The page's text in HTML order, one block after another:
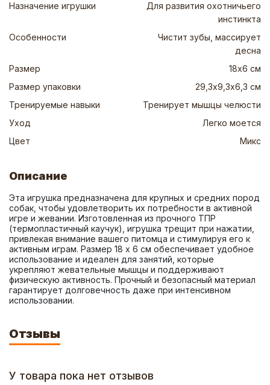
Назначение игрушки
Для развития охотничьего
инстинкта
Особенности
Чистит зубы, массирует
десна
Размер
18х6 см
Размер упаковки
29,3х9,3х6,3 см
Тренируемые навыки
Тренирует мышцы челюсти
Уход
Легко моется
Цвет
Микс
Описание
Эта игрушка предназначена для крупных и средних пород
собак, чтобы удовлетворить их потребности в активной
игре и жевании. Изготовленная из прочного ТПР
(термопластичный каучук), игрушка трещит при нажатии,
привлекая внимание вашего питомца и стимулируя его к
активным играм. Размер 18 х 6 см обеспечивает удобное
использование и идеален для занятий, которые
укрепляют жевательные мышцы и поддерживают
физическую активность. Прочный и безопасный материал
гарантирует долговечность даже при интенсивном
использовании.
Отзывы
У товара пока нет отзывов